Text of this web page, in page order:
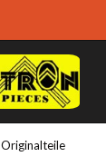
Originalteile